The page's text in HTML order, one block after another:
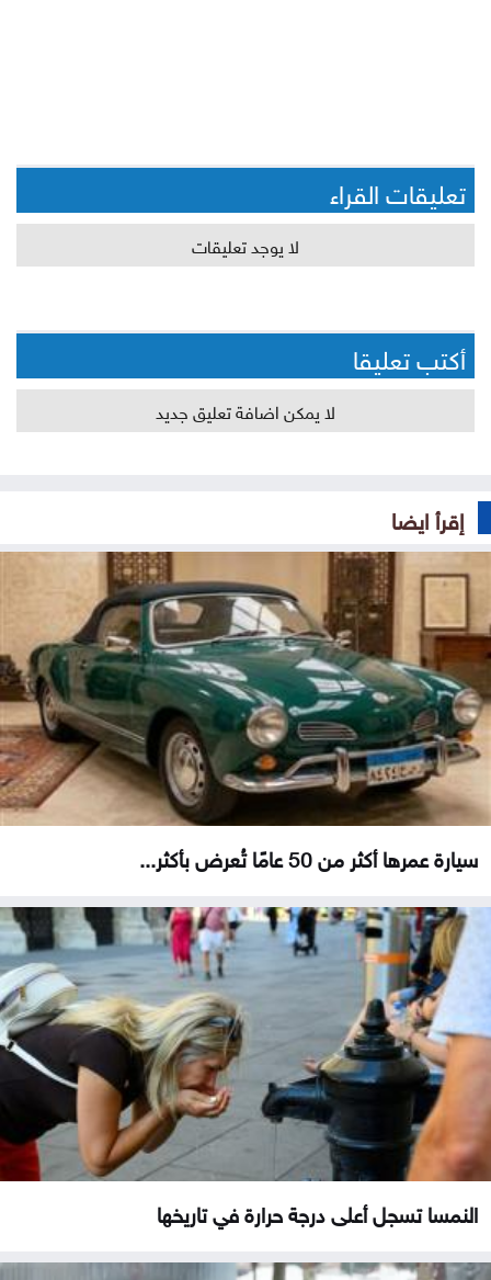
تعليقات القراء
لا يوجد تعليقات
أكتب تعليقا
لا يمكن اضافة تعليق جديد
إقرأ ايضا
سيارة عمرها أكثر من 50 عامًا تُعرض بأكثر...
النمسا تسجل أعلى درجة حرارة في تاريخها